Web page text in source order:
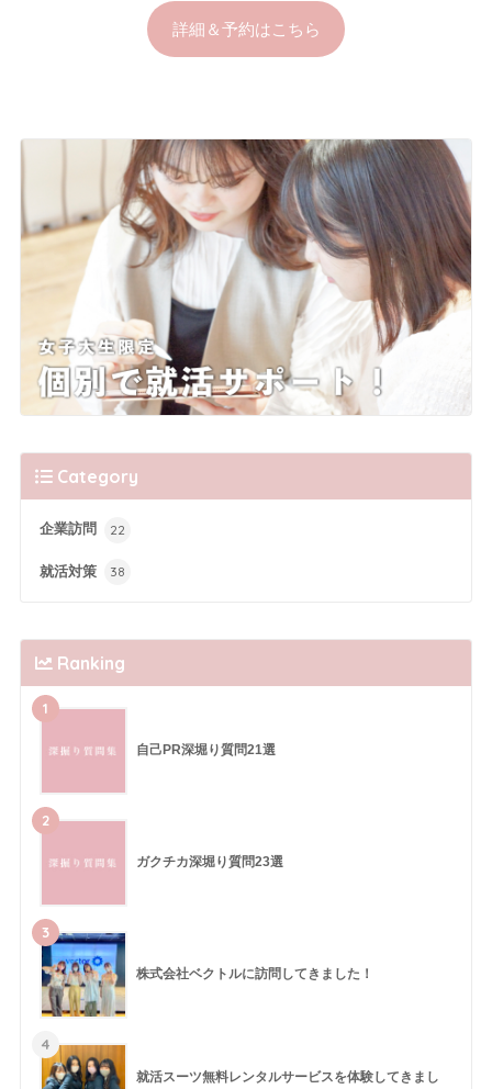
詳細＆予約はこちら
Category
企業訪問 22
就活対策 38
Ranking
1
自己PR深堀り質問21選
2
ガクチカ深堀り質問23選
3
株式会社ベクトルに訪問してきました！
4
就活スーツ無料レンタルサービスを体験してきまし